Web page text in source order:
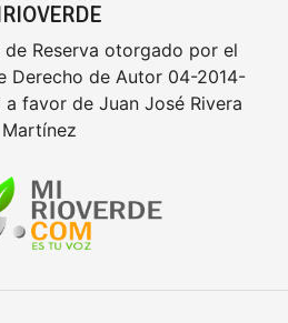
Reserva otorgado por el
Derecho de Autor 04-2014-
favor de Juan José Rivera
Martínez